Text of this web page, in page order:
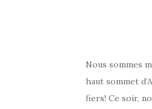
Nous sommes
haut sommet
fiers! Ce soir,